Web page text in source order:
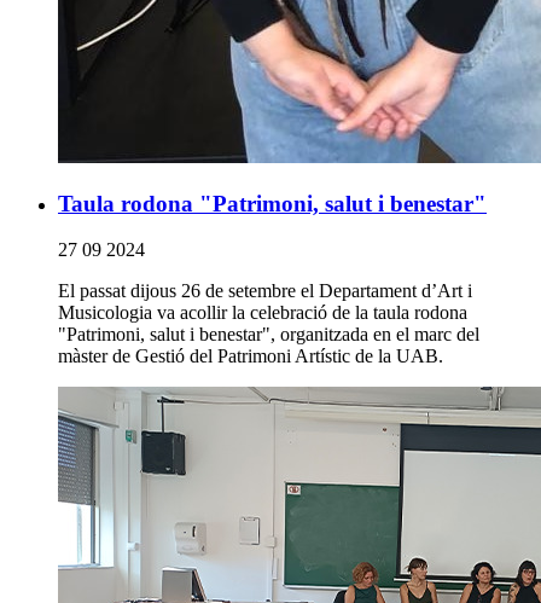
Taula rodona "Patrimoni, salut i benestar"
27 09 2024
El passat dijous 26 de setembre el Departament d’Art i
Musicologia va acollir la celebració de la taula rodona
"Patrimoni, salut i benestar", organitzada en el marc del
màster de Gestió del Patrimoni Artístic de la UAB.